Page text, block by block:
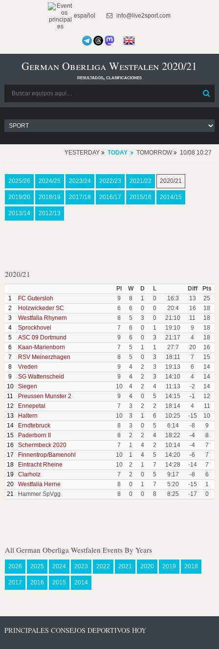
español info@live2sport.com
German Oberliga Westfalen 2020/21
resultados, clasificaciones
YESTERDAY TODAY TOMORROW 10/08 10:27
2025/26 2024/25 2023/24 2022/23 2021/22 2020/21
2019/20 2018/19 2017/18 2016/17 2015/16 2014/15
2013/14 2012/13
2020/21
Pl W D L Diff
Pts
1
FC Gutersloh 9 8 1 0 16:3 13
25
2
Holzwickeder SC 6 6 0 0 20:4 16
18
3
Westfalia Rhynern 8 5 3 0 21:10 11
18
4
Sprockhovel 7 6 0 1 19:10 9
18
5
ASC 09 Dortmund 9 6 0 3 21:17 4
18
6
Kaan-Marienborn 7 5 1 1 27:7 20
16
7
RSV Meinerzhagen 8 5 0 3 18:11 7
15
8
Vreden 9 4 2 3 19:13 6
14
9
SG Wattenscheid 9 4 2 3 14:10 4
14
10
Siegen 10 4 2 4 11:13 -2
14
11
Preussen Munster 2 9 4 0 5 14:15 -1
12
12
Ennepetal 7 3 2 2 18:14 4
11
13
Haltern 10 3 1 6 10:25 -15
10
14
Erndtebruck 8 3 0 5 6:14 -8
9
15
Paderborn II 8 2 2 4 18:22 -4
8
16
Schermbeck 2020 7 1 4 2 10:14 -4
7
17
Finnentrop/Bamenohl 10 1 4 5 14:20 -6
7
18
Eintracht Rheine 10 2 1 7 14:28 -14
7
19
Clarholz 7 2 0 5 9:17 -8
6
20
Westfalia Herne 8 0 1 7 5:20 -15
1
21
Hammer SpVgg 8 0 0 8 8:25 -17 0
All German Oberliga Westfalen Events By Years
2026 2025 2024 2023 2022 2021 2020 2019 2018
2017 2016 2015 2014
PRINCIPALES CONSEJOS DEPORTIVOS HOY